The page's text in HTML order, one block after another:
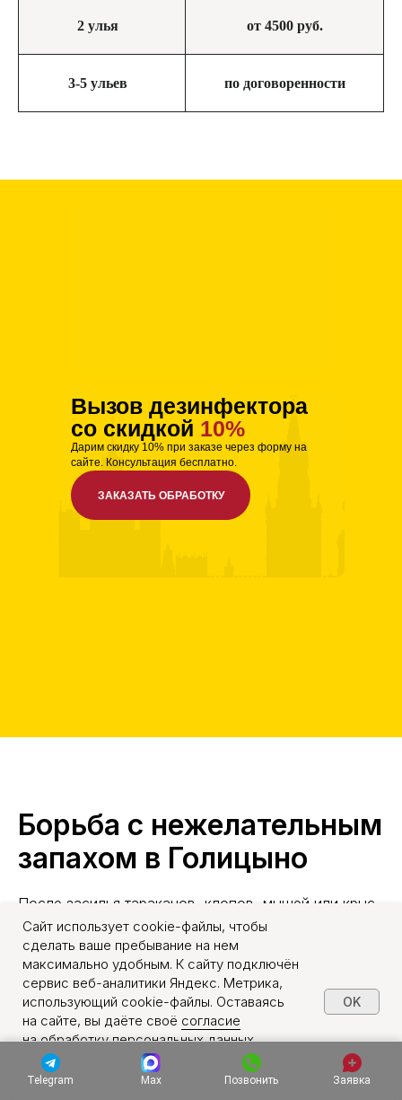
Telegram Max Позвонить Заявка
2 улья от 4500 руб.
3-5 ульев по договоренности
Вызов дезинфектора
со скидкой 10%
Дарим скидку 10% при заказе через форму на
сайте. Консультация бесплатно.
ЗАКАЗАТЬ ОБРАБОТКУ
Борьба с нежелательным
запахом в Голицыно
После засилья тараканов, клопов, мышей или крыс
или же в случаях длительных санитарных
нарушений, может долгое время сохраняться
стойкий неприятный запах. Мы предлагаем услугу
по нейтрализации подобного аромата – с
применением современных дезодорирующих
средств. Не терпите санитарные проблемы –
обратитесь к нам для решения любых задач, чтобы
позаботиться о своем здоровье и комфорте.
Сайт использует cookie-файлы, чтобы
сделать ваше пребывание на нем
максимально удобным. К сайту подключён
сервис веб-аналитики Яндекс. Метрика,
использующий cookie-файлы. Оставаясь
на сайте, вы даёте своё согласие
на обработку персональных данных
в порядке, указанном в
Политике обработки
персональных данных
OK